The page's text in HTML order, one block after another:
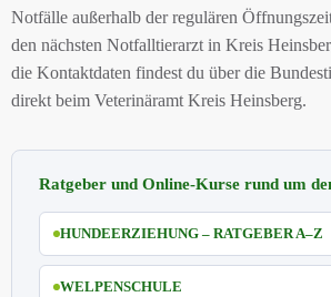
Notfälle außerhalb der regulären
den nächsten Notfalltierarzt in Kreis
die Kontaktdaten findest du über die
direkt beim Veterinäramt Kreis Heinsberg.
Ratgeber und Online-Kurse rund um
HUNDEERZIEHUNG – RATGEBER A–Z
WELPENSCHULE